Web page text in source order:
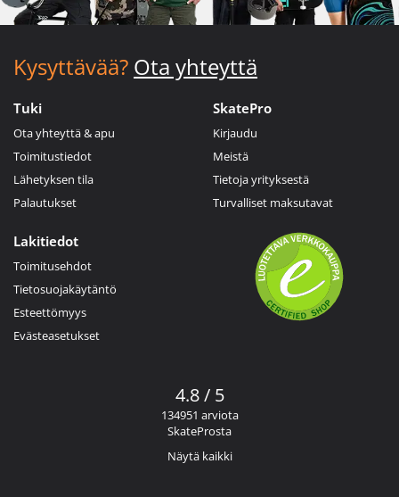
Kysyttävää? Ota yhteyttä
Tuki
Ota yhteyttä & apu
Toimitustiedot
Lähetyksen tila
Palautukset
SkatePro
Kirjaudu
Meistä
Tietoja yrityksestä
Turvalliset maksutavat
Lakitiedot
Toimitusehdot
Tietosuojakäytäntö
Esteettömyys
Evästeasetukset
4.8 / 5
134951 arviota
SkateProsta
Näytä kaikki